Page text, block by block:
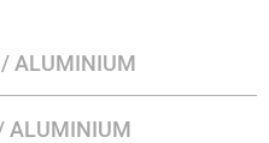
/ ALUMINIUM
ALUMINIUM